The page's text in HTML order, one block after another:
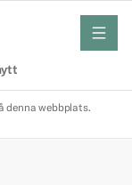
meny
denna webbplats.